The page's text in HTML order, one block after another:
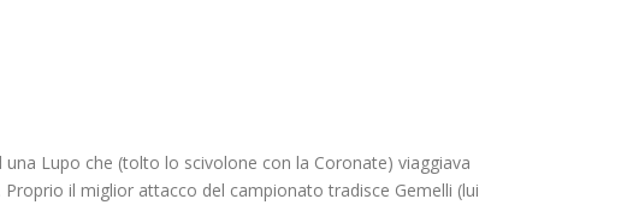
Lupo che (tolto lo scivolone con la Coronate) viaggiava
il miglior attacco del campionato tradisce Gemelli (lui